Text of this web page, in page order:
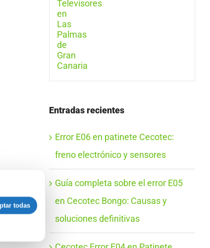
Entradas recientes
Error E06 en patinete Cecotec:
freno electrónico y sensores
Guía completa sobre el error E05
en Cecotec Bongo: Causas y
soluciones definitivas
todas